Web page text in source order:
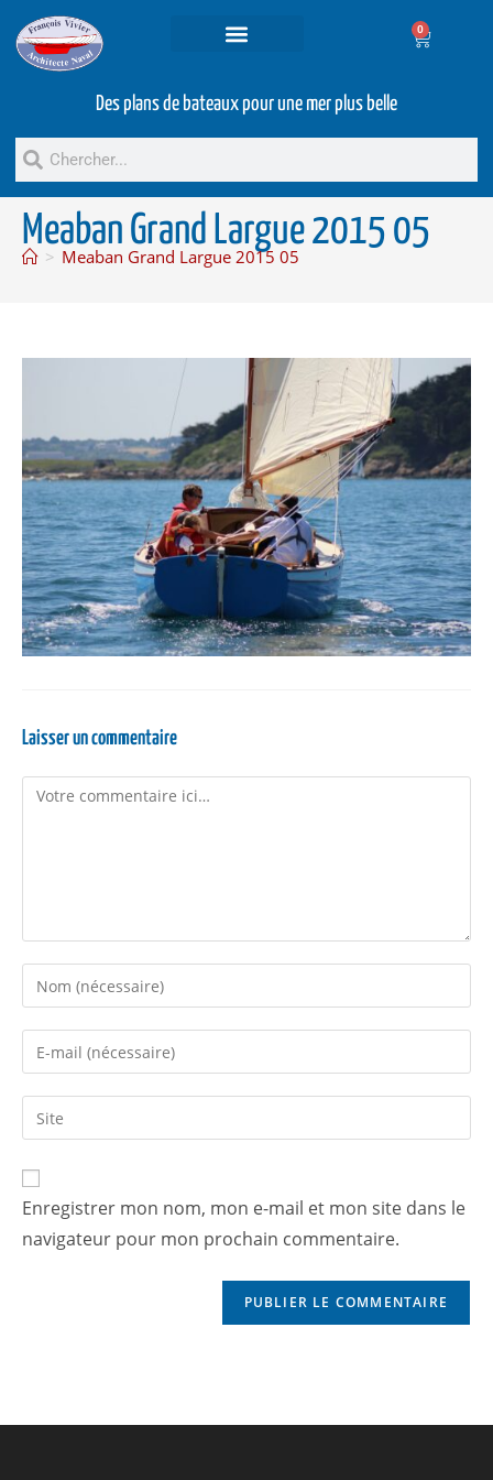
0
Des plans de bateaux pour une mer plus belle
Meaban Grand Largue 2015 05
> Meaban Grand Largue 2015 05
Laisser un commentaire
Enregistrer mon nom, mon e-mail et mon site dans le
navigateur pour mon prochain commentaire.